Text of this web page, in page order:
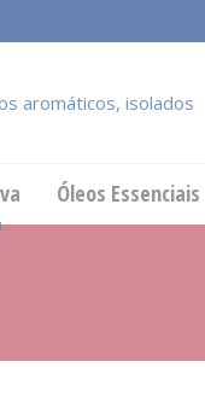
Óleos Essenciais